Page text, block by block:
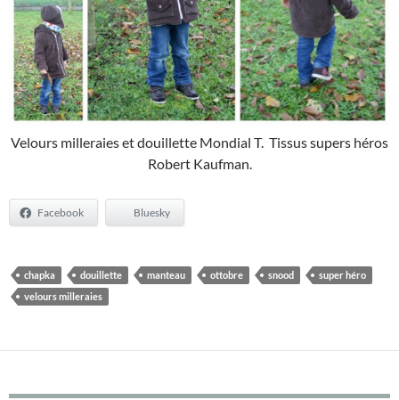
Velours milleraies et douillette Mondial T. Tissus supers héros
Robert Kaufman.
Facebook Bluesky
chapka douillette manteau ottobre snood
super héro
velours milleraies